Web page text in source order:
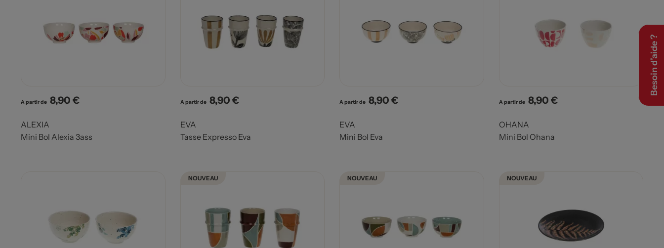
A partir de Prix
8,90 €
ALEXIA
Mini Bol Alexia 3ass
A partir de Prix
8,90 €
EVA
Tasse Expresso Eva
A partir de Prix
8,90 €
EVA
Mini Bol Eva
A partir de Prix
8,90 €
OHANA
Mini Bol Ohana
NOUVEAU NOUVEAU NOUVEAU
Besoin d’aide ?